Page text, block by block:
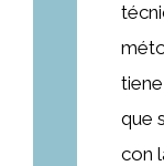
que
con